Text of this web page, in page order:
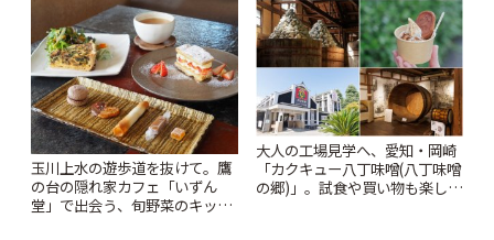
りっぷ
玉川上水の遊歩道を抜けて。鷹
の台の隠れ家カフェ「いずん
堂」で出会う、旬野菜のキッシ
大人の工場見学へ、愛知・岡崎
「カクキュー八丁味噌(八丁味噌
の郷)」。試食や買い物も楽しみ